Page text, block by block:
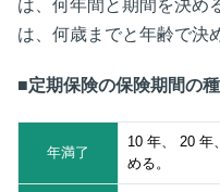
は、何年間と期間を決め
は、何歳までと年齢で決
■定期保険の保険期間の
年満了
10 年、 20 年
める。